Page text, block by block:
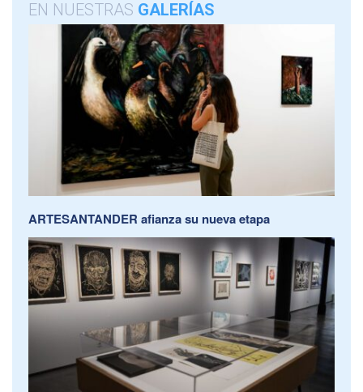
EN NUESTRAS GALERÍAS
ARTESANTANDER afianza su nueva etapa